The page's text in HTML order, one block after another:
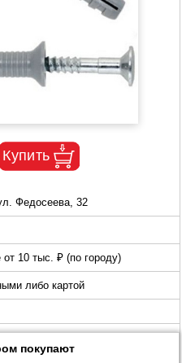
Федосеева, 32
от 10 тыс. ₽ (по городу)
либо картой
покупают